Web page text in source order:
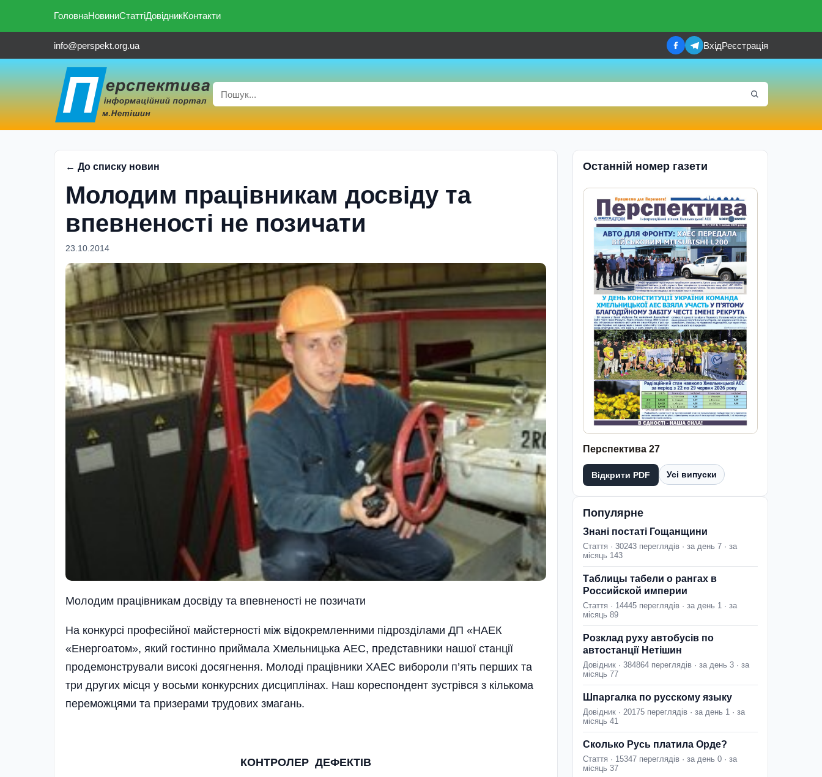
ГоловнаНовиниСтаттіДовідникКонтакти
info@perspekt.org.ua ВхідРеєстрація
← До списку новин
Молодим працiвникам досвiду та
впевненостi не позичати
23.10.2014
Молодим працiвникам досвiду та впевненостi не позичати
На конкурсі професійної майстерності між відокремленними підрозділами ДП «НАЕК
«Енергоатом», який гостинно приймала Хмельницька АЕС, представники нашої станції
продемонстрували високі досягнення. Молоді працівники ХАЕС вибороли п’ять перших та
три других місця у восьми конкурсних дисциплінах. Наш кореспондент зустрівся з кількома
переможцями та призерами трудових змагань.
КОНТРОЛЕР ДЕФЕКТІВ
Останній номер газети
Перспектива 27
Відкрити PDF Усі випуски
Популярне
Знані постаті Гощанщини
Стаття · 30243 переглядів · за день 7 · за
місяць 143
Таблицы табели о рангах в
Российской империи
Стаття · 14445 переглядів · за день 1 · за
місяць 89
Розклад руху автобусів по
автостанції Нетішин
Довідник · 384864 переглядів · за день 3 · за
місяць 77
Шпаргалка по русскому языку
Довідник · 20175 переглядів · за день 1 · за
місяць 41
Сколько Русь платила Орде?
Стаття · 15347 переглядів · за день 0 · за
місяць 37